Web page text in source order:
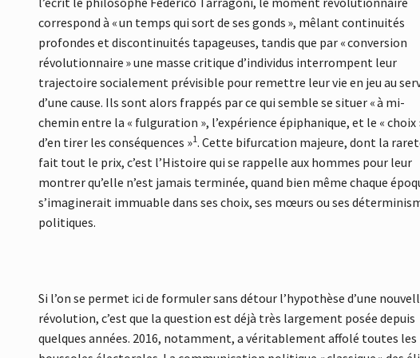
correspond à « un temps qui sort de ses gonds », mêlant continuités
profondes et discontinuités tapageuses, tandis que par « conversion
révolutionnaire » une masse critique d’individus interrompent leur
trajectoire socialement prévisible pour remettre leur vie en jeu au
d’une cause. Ils sont alors frappés par ce qui semble se situer « à mi-
chemin entre la « fulguration », l’expérience épiphanique, et le « choix
d’en tirer les conséquences »1. Cette bifurcation majeure, dont la
fait tout le prix, c’est l’Histoire qui se rappelle aux hommes pour leur
montrer qu’elle n’est jamais terminée, quand bien même chaque
s’imaginerait immuable dans ses choix, ses mœurs ou ses
politiques.
Si l’on se permet ici de formuler sans détour l’hypothèse d’une
révolution, c’est que la question est déjà très largement posée depuis
quelques années. 2016, notamment, a véritablement affolé toutes les